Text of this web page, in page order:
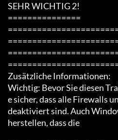
SEHR WICHTIG 2!
===============
Zusätzliche Informationen:
Wichtig: Bevor Sie diesen
e sicher, dass alle Firewalls
deaktiviert sind. Auch
herstellen, dass die